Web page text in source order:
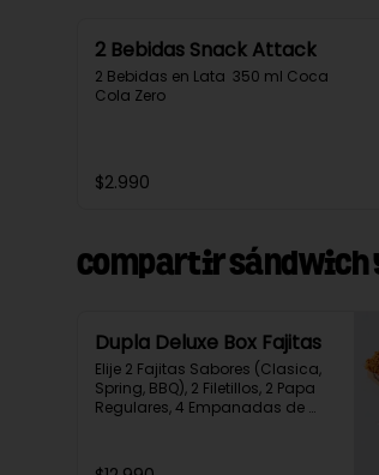
2 Bebidas Snack Attack
2 Bebidas en Lata  350 ml Coca
Cola Zero
$2.990
Compartir Sándwich
Dupla Deluxe Box Fajitas
Elije 2 Fajitas Sabores (Clasica,
Spring, BBQ), 2 Filetillos, 2 Papa
Regulares, 4 Empanadas de